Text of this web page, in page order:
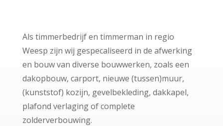
Als timmerbedrijf en timmerman in regio
Weesp zijn wij gespecaliseerd in de afwerking
en bouw van diverse bouwwerken, zoals een
dakopbouw, carport, nieuwe (tussen)muur,
(kunststof) kozijn, gevelbekleding, dakkapel,
plafond verlaging of complete
zolderverbouwing.